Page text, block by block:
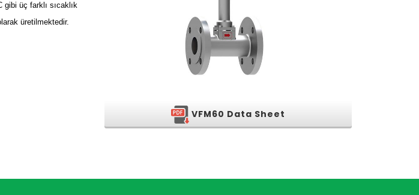
VFM60 Data Sheet
üç farklı sıcaklık
üretilmektedir.